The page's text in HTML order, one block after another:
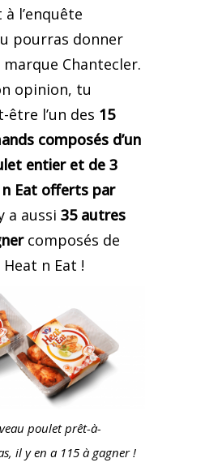
l’enquête
pourras donner
Chantecler.
opinion, tu
être l’un des 15
composés d’un
entier et de 3
Eat offerts par
a aussi 35 autres
composés de
n Eat !
poulet prêt-à-
il y en a 115 à gagner !